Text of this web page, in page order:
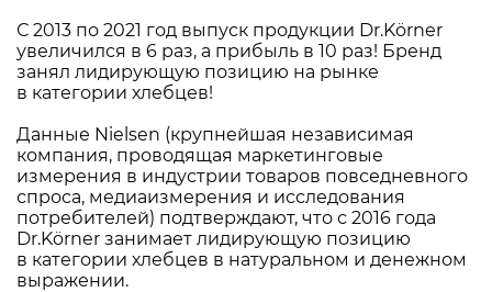
С 2013 по 2021 год выпуск продукции Dr.Körner
увеличился в 6 раз, а прибыль в 10 раз! Бренд
занял лидирующую позицию на рынке
в категории хлебцев!
Данные Nielsen (крупнейшая независимая
компания, проводящая маркетинговые
измерения в индустрии товаров повседневного
спроса, медиаизмерения и исследования
потребителей) подтверждают, что с 2016 года
Dr.Körner занимает лидирующую позицию
в категории хлебцев в натуральном и денежном
выражении.